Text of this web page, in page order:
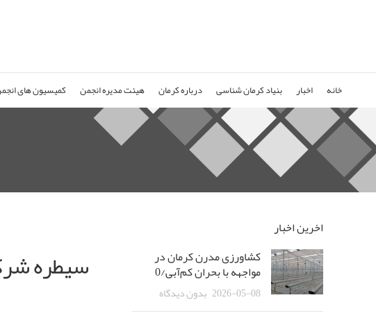
خانه اخبار بنیاد کرمان شناسی درباره کرمان هیئت مدیره انجمن کمیسیون های
اخرین اخبار
کشاورزی مدرن کرمان در
مواجهه با بحران کم‌آبی/0
2026-05-08 بدون دیدگاه